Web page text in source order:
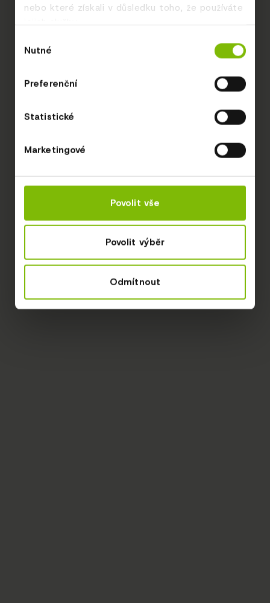
nebo které získali v důsledku toho, že používáte
jejich služby.
souhlasu
Nutné
Preferenční
Statistické
Marketingové
Povolit vše
Povolit výběr
Odmítnout